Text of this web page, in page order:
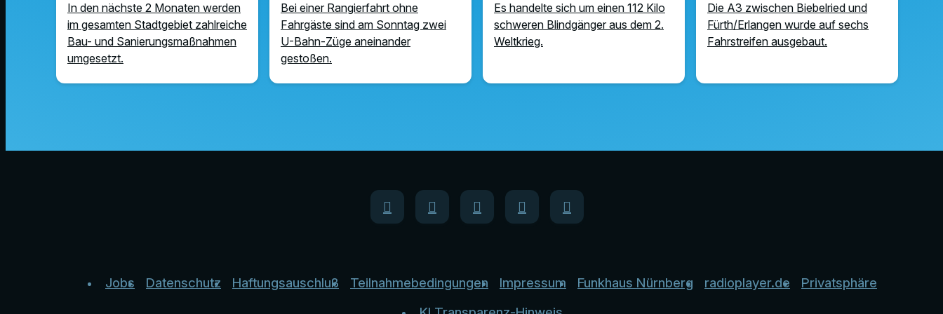
In den nächste 2 Monaten werden
im gesamten Stadtgebiet zahlreiche
Bau- und Sanierungsmaßnahmen
umgesetzt.
Bei einer Rangierfahrt ohne
Fahrgäste sind am Sonntag zwei
U-Bahn-Züge aneinander
gestoßen.
Es handelte sich um einen 112 Kilo
schweren Blindgänger aus dem 2.
Weltkrieg.
Die A3 zwischen Biebelried und
Fürth/Erlangen wurde auf sechs
Fahrstreifen ausgebaut.
Jobs Datenschutz Haftungsauschluß Teilnahmebedingungen Impressum Funkhaus Nürnberg radioplayer.de
Privatsphäre